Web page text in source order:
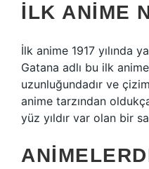
İLK ANIME
İlk anime 1917 yılında
Gatana adlı bu ilk
uzunluğundadır ve
anime tarzından
yüz yıldır var olan bir